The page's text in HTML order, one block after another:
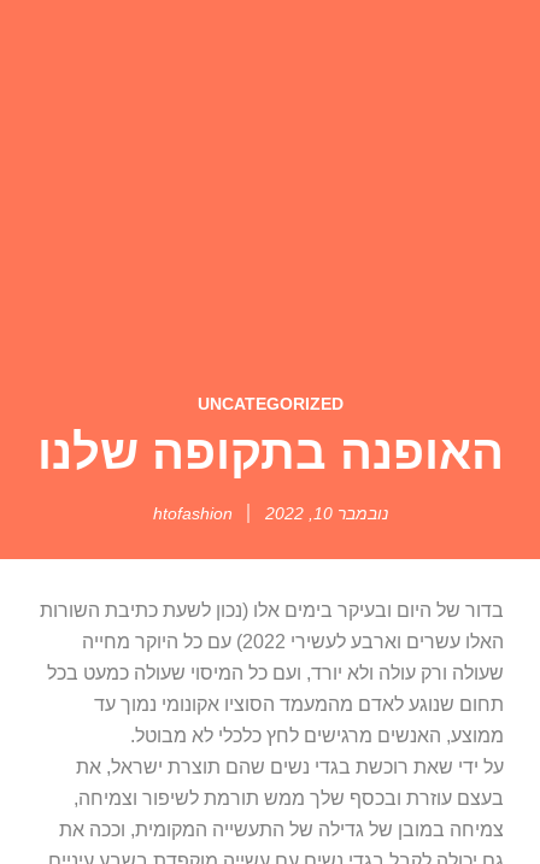
UNCATEGORIZED
האופנה בתקופה שלנו
נובמבר 10, 2022 htofashion
בדור של היום ובעיקר בימים אלו (נכון לשעת כתיבת השורות
האלו עשרים וארבע לעשירי 2022) עם כל היוקר מחייה
שעולה ורק עולה ולא יורד, ועם כל המיסוי שעולה כמעט בכל
תחום שנוגע לאדם מהמעמד הסוציו אקונומי נמוך עד
ממוצע, האנשים מרגישים לחץ כלכלי לא מבוטל.
על ידי שאת רוכשת בגדי נשים שהם תוצרת ישראל, את
בעצם עוזרת ובכסף שלך ממש תורמת לשיפור וצמיחה,
צמיחה במובן של גדילה של התעשייה המקומית, וככה את